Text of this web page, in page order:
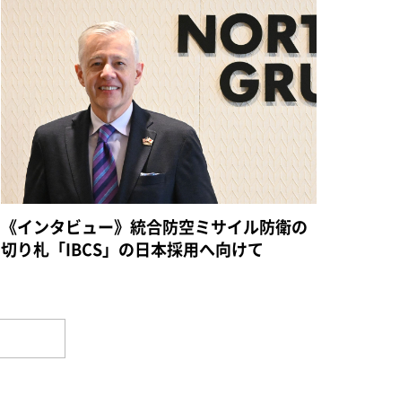
《インタビュー》統合防空ミサイル防衛の
切り札「IBCS」の日本採用へ向けて